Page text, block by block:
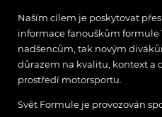
Naším cílem je poskytovat
informace fanouškům formule
nadšencům, tak novým
důrazem na kvalitu, kontext a
prostředí motorsportu.
Svět Formule je provozován